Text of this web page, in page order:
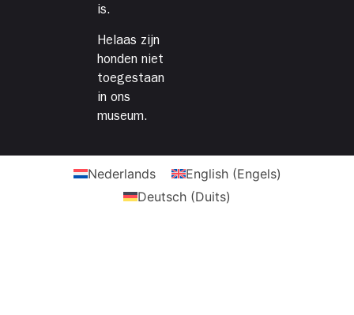
is.
Helaas zijn
honden niet
toegestaan
in ons
museum.
Nederlands English(Engels)
Deutsch (Duits)